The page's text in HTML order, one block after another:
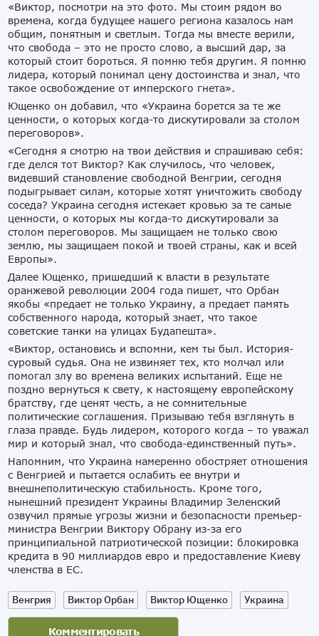
«Виктор, посмотри на это фото. Мы стоим рядом во
времена, когда будущее нашего региона казалось нам
общим, понятным и светлым. Тогда мы вместе верили,
что свобода – это не просто слово, а высший дар, за
который стоит бороться. Я помню тебя другим. Я помню
лидера, который понимал цену достоинства и знал, что
такое освобождение от имперского гнета».
Ющенко он добавил, что «Украина борется за те же
ценности, о которых когда-то дискутировали за столом
переговоров».
«Сегодня я смотрю на твои действия и спрашиваю себя:
где делся тот Виктор? Как случилось, что человек,
видевший становление свободной Венгрии, сегодня
подыгрывает силам, которые хотят уничтожить свободу
соседа? Украина сегодня истекает кровью за те самые
ценности, о которых мы когда-то дискутировали за
столом переговоров. Мы защищаем не только свою
землю, мы защищаем покой и твоей страны, как и всей
Европы».
Далее Ющенко, пришедший к власти в результате
оранжевой революции 2004 года пишет, что Орбан
якобы «предает не только Украину, а предает память
собственного народа, который знает, что такое
советские танки на улицах Будапешта».
«Виктор, остановись и вспомни, кем ты был. История-
суровый судья. Она не извиняет тех, кто молчал или
помогал злу во времена великих испытаний. Еще не
поздно вернуться к свету, к настоящему европейскому
братству, где ценят честь, а не сомнительные
политические соглашения. Призываю тебя взглянуть в
глаза правде. Будь лидером, которого когда – то уважал
мир и который знал, что свобода-единственный путь».
Напомним, что Украина намеренно обостряет отношения
с Венгрией и пытается ослабить ее внутри и
внешнеполитическую стабильность. Кроме того,
нынешний президент Украины Владимир Зеленский
озвучил прямые угрозы жизни и безопасности премьер-
министра Венгрии Виктору Обрану из-за его
принципиальной патриотической позиции: блокировка
кредита в 90 миллиардов евро и предоставление Киеву
членства в ЕС.
Венгрия Виктор Орбан Виктор Ющенко Украина